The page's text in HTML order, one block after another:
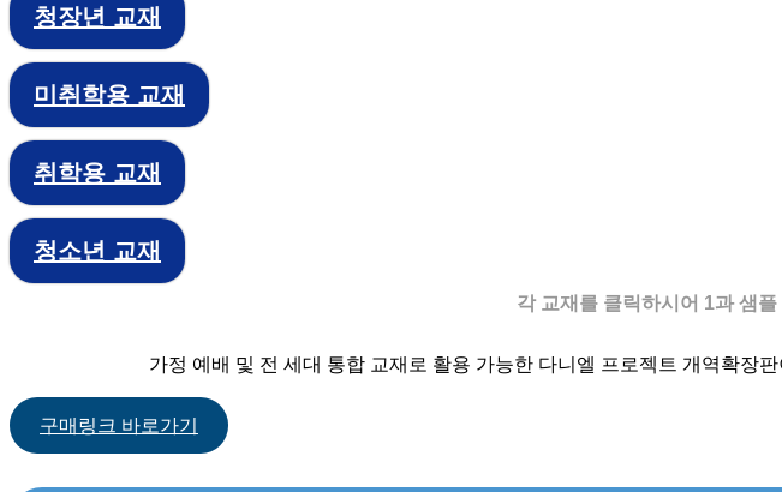
청장년 교재
미취학용 교재
취학용 교재
청소년 교재
각 교재를 클릭하시어 1과 샘
가정 예배 및 전 세대 통합 교재로 활용 가능한 다니엘 프로젝트 개역확장
구매링크 바로가기